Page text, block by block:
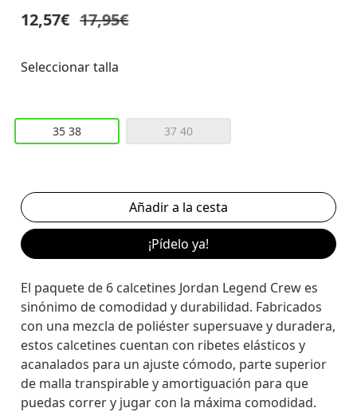
12,57€ 17,95€
Seleccionar talla
35 38 37 40
¡Pídelo ya!
El paquete de 6 calcetines Jordan Legend Crew es
sinónimo de comodidad y durabilidad. Fabricados
con una mezcla de poliéster supersuave y duradera,
estos calcetines cuentan con ribetes elásticos y
acanalados para un ajuste cómodo, parte superior
de malla transpirable y amortiguación para que
puedas correr y jugar con la máxima comodidad.